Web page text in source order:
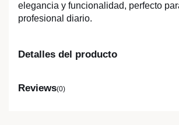
elegancia y funcionalidad, perfecto
profesional diario.
Detalles del producto
Reviews(0)